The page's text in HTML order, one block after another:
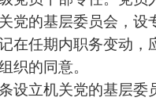
党的基层委员会，设
在任期内职务变动，
织的同意。
立机关党的基层委